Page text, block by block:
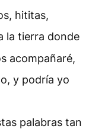
hititas,
la tierra donde
acompañaré,
y podría yo
palabras tan